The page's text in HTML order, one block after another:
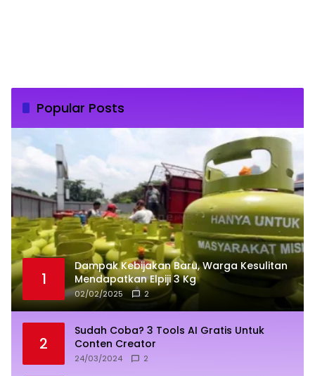
Popular Posts
1
Dampak Kebijakan Baru, Warga Kesulitan
Mendapatkan Elpiji 3 Kg
02/02/2025 2
2
Sudah Coba? 3 Tools AI Gratis Untuk
Conten Creator
24/03/2024 2